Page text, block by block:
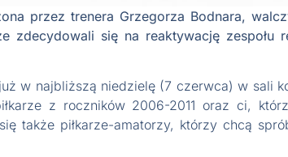
przez trenera Grzegorza Bodnara,
zdecydowali się na reaktywację
w najbliższą niedzielę (7 czerwca) w sali
z roczników 2006-2011 oraz ci,
także piłkarze-amatorzy, którzy chcą